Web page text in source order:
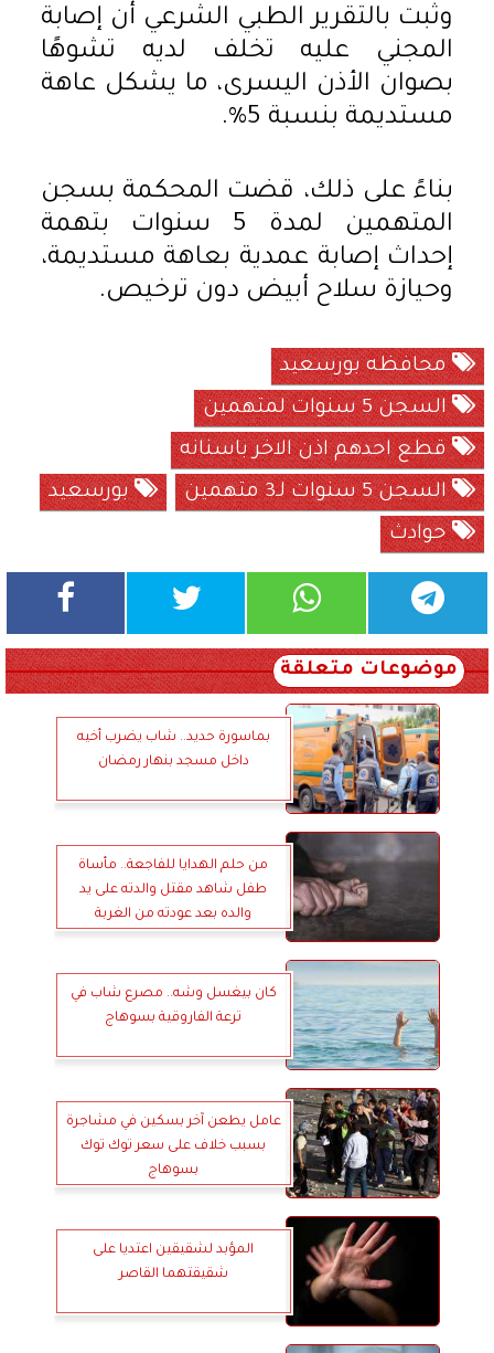
وثبت بالتقرير الطبي الشرعي أن إصابة
المجني عليه تخلف لديه تشوهًا
بصوان الأذن اليسرى، ما يشكل عاهة
مستديمة بنسبة 5%.
بناءً على ذلك، قضت المحكمة بسجن
المتهمين لمدة 5 سنوات بتهمة
إحداث إصابة عمدية بعاهة مستديمة،
وحيازة سلاح أبيض دون ترخيص.
محافظه بورسعيد
السجن 5 سنوات لمتهمين
قطع احدهم اذن الاخر باسنانه
السجن 5 سنوات لـ3 متهمين
بورسعيد
حوادث
موضوعات متعلقة
بماسورة حديد.. شاب يضرب أخيه
داخل مسجد بنهار رمضان
من حلم الهدايا للفاجعة.. مأساة
طفل شاهد مقتل والدته على يد
والده بعد عودته من الغربة
كان بيغسل وشه.. مصرع شاب في
ترعة الفاروقية بسوهاج
عامل يطعن آخر بسكين في مشاجرة
بسبب خلاف على سعر توك توك
بسوهاج
المؤبد لشقيقين اعتديا على
شقيقتهما القاصر